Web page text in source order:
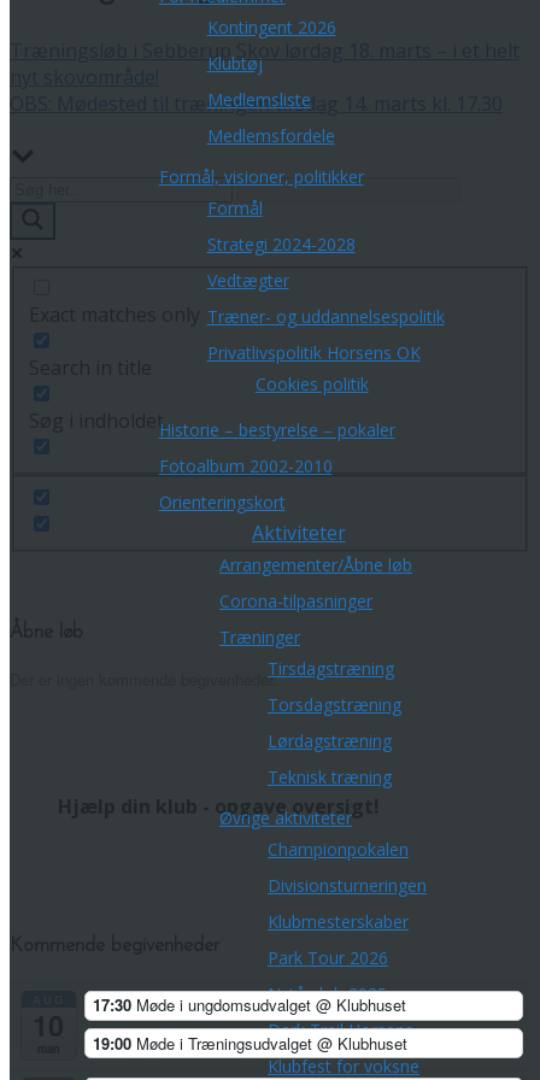
Kontingent 2026
Klubtøj
Medlemsliste
Medlemsfordele
Formål, visioner, politikker
Formål
Strategi 2024-2028
Vedtægter
Træner- og uddannelsespolitik
Privatlivspolitik Horsens OK
Cookies politik
Historie – bestyrelse – pokaler
Fotoalbum 2002-2010
Orienteringskort
Aktiviteter
Arrangementer/Åbne løb
Corona-tilpasninger
Træninger
Tirsdagstræning
Torsdagstræning
Lørdagstræning
Teknisk træning
Øvrige aktiviteter
Championpokalen
Divisionsturneringen
Klubmesterskaber
Park Tour 2026
Nytårsløb 2025
Dark Trail Horsens
Klubfest for voksne
Træningsløb i Sebberup Skov lørdag 18. marts – i et helt
OBS: Mødested til træningen tirsdag 14. marts kl. 17.30
Søg i indholdet
Der er ingen kommende begivenheder.
Hjælp din klub - opgave oversigt!
17:30 Møde i ungdomsudvalget @ Klubhuset
19:00 Møde i Træningsudvalget @ Klubhuset